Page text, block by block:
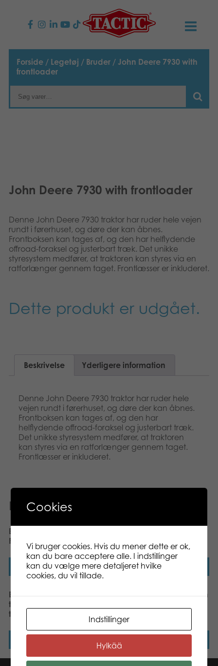
PRODUKTER
Børnespil
Bøger
Applikationer
TACTIC
Norsk
Svenska
Forside / Legetøj / Bruder / John Deere 7930 with
frontloader
John Deere 7930 with frontloader
Denne John Deere 7930 traktor har ruder hele vejen
rundt i førerhuset, og døre der kan åbnes.
Frontboksen kan tages af, og den har helflydende
offroad-foraksel og justerbart træk. Det unikke
styresystem medfører, at traktoren kan styres via en
ratforlænger gennem taget. Frontlæsser er inkluderet.
Dette produkt er udgået.
Beskrivelse Yderligere information
Denne John Deere 7930 traktor har ruder hele
vejen rundt i førerhuset, og døre der kan åbnes.
Frontboksen kan tages af, og den har
helflydende offroad-foraksel og justerbart træk.
Det unikke styresystem medfører, at traktoren
kan styres via en ratforlænger gennem taget.
Frontlæsser er inkluderet.
Relaterede varer
Bruder Claas Jaguar 900
Field chopper toy
Læs mere
telehandler toy
Læs mere
Bruder John Deere 6920
tractor with frontloader
toy
Bruder Tipping trailer with
Cookies
Vi bruger cookies. Hvis du mener dette er ok,
kan du bare acceptere alle. I indstillinger
kan du vælge mere detaljeret hvilke
cookies, du vil tillade.
Indstillinger
Hylkää